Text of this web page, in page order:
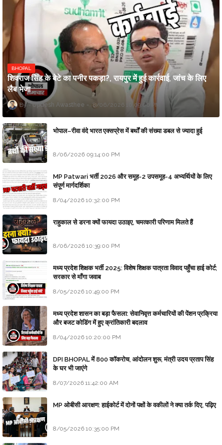
BHOPAL
शिवराज सिंह के बेटे का पनीर पकड़ा?, रायपुर में हुई कार्रवाई, जांच के लिए
लैब भेजा
Updesh Awasthee 8/06/2026 10:09:00 PM
भोपाल–रीवा वंदे भारत एक्सप्रेस में बर्थों की संख्या डबल से ज्यादा हुई
8/06/2026 09:14:00 PM
MP Patwari भर्ती 2026 और समूह-2 उपसमूह-4 अभ्यर्थियों के लिए
संपूर्ण मार्गदर्शिका
8/04/2026 10:32:00 PM
राहुकाल से डरना क्यों फायदा उठाइए, चमत्कारी परिणाम मिलते हैं
8/06/2026 10:39:00 PM
मध्य प्रदेश शिक्षक भर्ती 2025: विशेष शिक्षक पात्रता विवाद पहुँचा हाई कोर्ट;
सरकार से माँगा जवाब
8/05/2026 10:49:00 PM
मध्य प्रदेश शासन का बड़ा फैसला: सेवानिवृत्त कर्मचारियों की पेंशन प्रक्रिया
और बजट कोडिंग में हुए क्रांतिकारी बदलाव
8/04/2026 10:20:00 PM
DPI BHOPAL में 800 कॉकरोच, आंदोलन शुरू, मंत्री उदय प्रताप सिंह
के घर भी जाएंगे
8/07/2026 11:42:00 AM
MP ओबीसी आरक्षण: हाईकोर्ट में दोनों पक्षों के वकीलों ने क्या तर्क दिए, पढ़िए
8/05/2026 10:35:00 PM